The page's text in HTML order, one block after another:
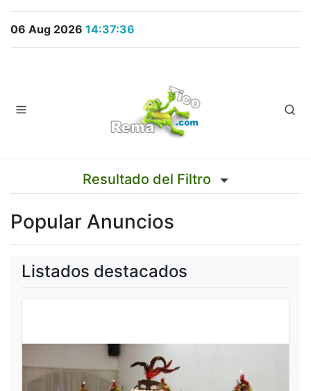
06 Aug 2026 14:37:37
Resultado del Filtro
Popular Anuncios
Listados destacados